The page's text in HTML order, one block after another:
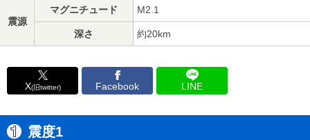
震源
マグニチュード M2.1
深さ 約20km
X(旧twitter) Facebook LINE
震度1